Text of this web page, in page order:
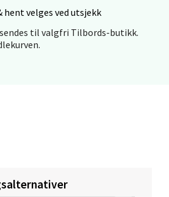
hent velges ved utsjekk
til valgfri Tilbords-butikk.